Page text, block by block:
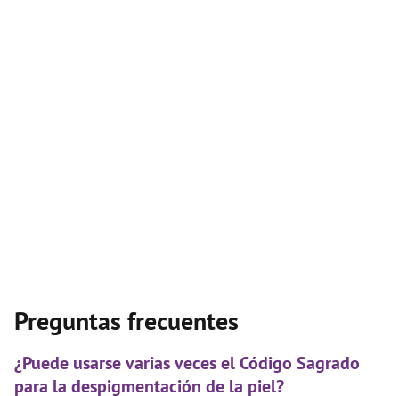
Preguntas frecuentes
¿Puede usarse varias veces el Código Sagrado
para la despigmentación de la piel?